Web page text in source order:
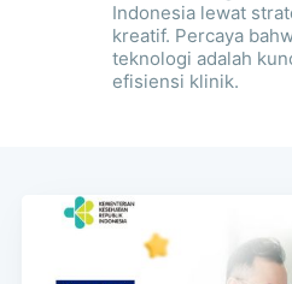
Indonesia lewat
kreatif. Percaya
teknologi adalah
efisiensi klinik.